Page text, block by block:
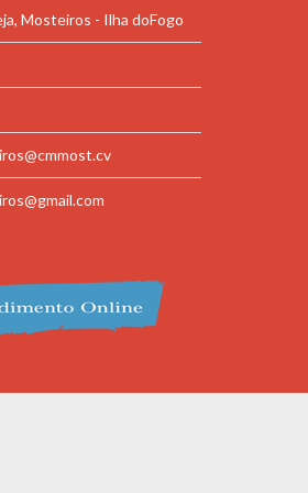
Mosteiros - Ilha doFogo